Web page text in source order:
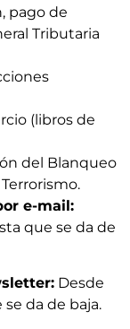
pago de
Tributaria
(libros de
del Blanqueo
e-mail:
que se da de
Desde
da de baja.